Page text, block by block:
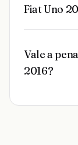
Fiat Uno
Vale a
2016?